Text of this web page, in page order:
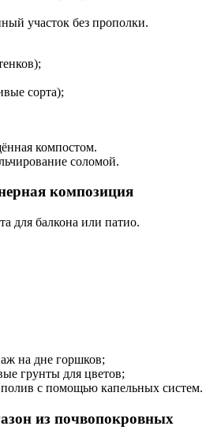
участок без прополки.
сорта);
компостом.
соломой.
композиция
для балкона или патио.
на дне горшков;
грунты для цветов;
полив с помощью капельных систем.
из почвопокровных